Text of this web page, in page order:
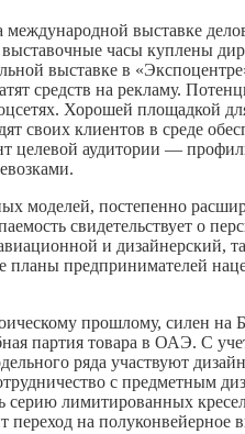
международной выставке
выставочные часы куплены
выставке в
средств на рекламу.
Хорошей площадкой
своих клиентов в среде
целевой аудитории —
моделей, постепенно
свидетельствует о
и дизайнерский,
предпринимателей
прошлому, силен
партия товара в ОАЭ. С
ряда участвуют
с предметным
серию лимитированных
переход на